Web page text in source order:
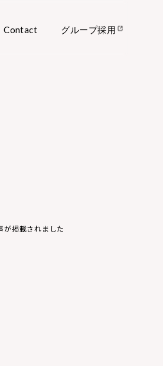
Contact グループ採用
が掲載されました